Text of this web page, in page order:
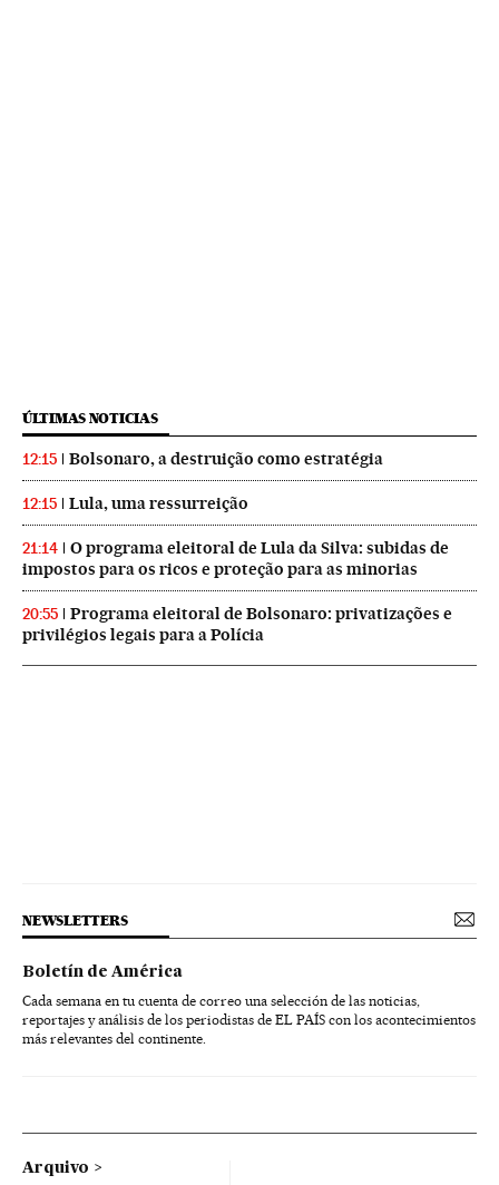
ÚLTIMAS NOTICIAS
12:15 Bolsonaro, a destruição como estratégia
12:15 Lula, uma ressurreição
21:14
O programa eleitoral de Lula da Silva: subidas de
impostos para os ricos e proteção para as minorias
20:55
Programa eleitoral de Bolsonaro: privatizações e
privilégios legais para a Polícia
NEWSLETTERS
Boletín de América
Cada semana en tu cuenta de correo una selección de las noticias,
reportajes y análisis de los periodistas de EL PAÍS con los acontecimientos
más relevantes del continente.
Arquivo